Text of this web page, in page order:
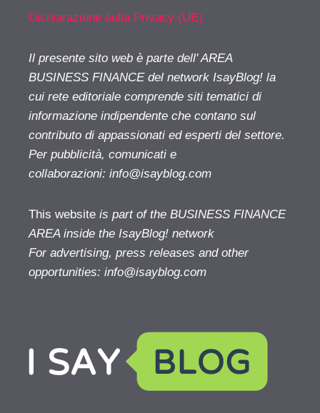
Dichiarazione sulla Privacy (UE)
Il presente sito web è parte dell' AREA
BUSINESS FINANCE del network IsayBlog! la
cui rete editoriale comprende siti tematici di
informazione indipendente che contano sul
contributo di appassionati ed esperti del settore.
Per pubblicità, comunicati e
collaborazioni: info@isayblog.com
This website is part of the BUSINESS FINANCE
AREA inside the IsayBlog! network
For advertising, press releases and other
opportunities: info@isayblog.com